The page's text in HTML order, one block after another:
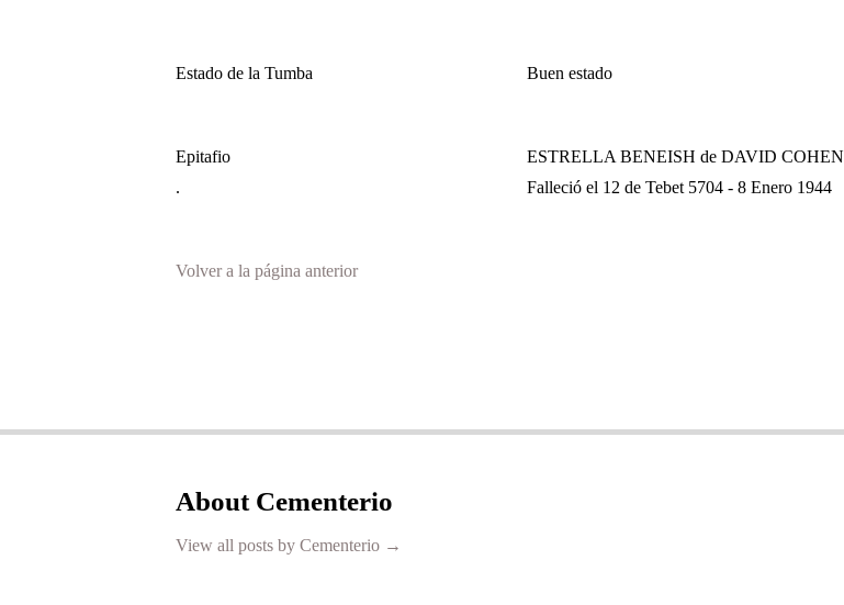
Estado de la Tumba Buen estado
Epitafio
ESTRELLA BENEISH de DAVID COHEN
.
Falleció el 12 de Tebet 5704 - 8 Enero 1944
Volver a la página anterior
About Cementerio
View all posts by Cementerio →